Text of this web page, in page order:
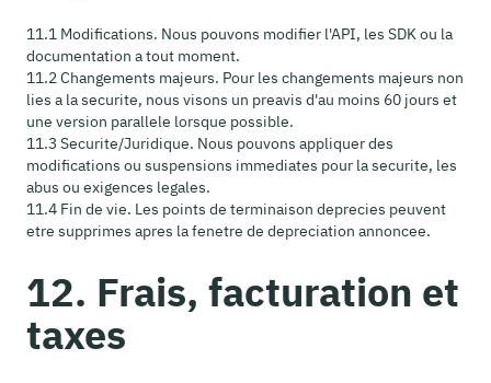
11.1 Modifications. Nous pouvons modifier l'API, les SDK ou la
documentation a tout moment.
11.2 Changements majeurs. Pour les changements majeurs non
lies a la securite, nous visons un preavis d'au moins 60 jours et
une version parallele lorsque possible.
11.3 Securite/Juridique. Nous pouvons appliquer des
modifications ou suspensions immediates pour la securite, les
abus ou exigences legales.
11.4 Fin de vie. Les points de terminaison deprecies peuvent
etre supprimes apres la fenetre de depreciation annoncee.
12. Frais, facturation et
taxes